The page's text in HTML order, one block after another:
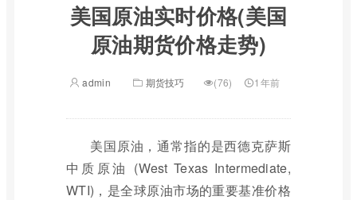
美国原油实时价格(美国
原油期货价格走势)
admin 期货技巧 (76) 1年前
美国原油，通常指的是西德克萨斯
中质原油 (West Texas Intermediate,
WTI)，是全球原油市场的重要基准价格